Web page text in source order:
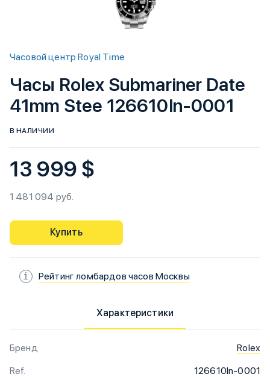
Часовой центр Royal Time
Часы Rolex Submariner Date
41mm Stee 126610ln-0001
В НАЛИЧИИ
13 999 $
1 481 094 руб.
Купить
Рейтинг ломбардов часов Москвы
Характеристики
Бренд
Rolex
Ref.
126610ln-0001